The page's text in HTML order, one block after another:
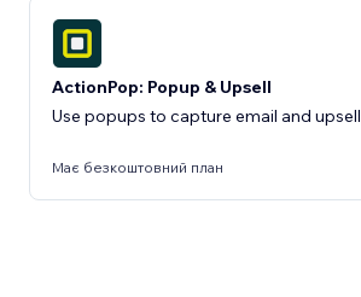
ActionPop: Popup & Upsell
Use popups to capture email and upsell
Має безкоштовний план